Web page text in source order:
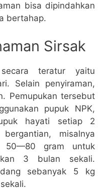
bisa dipindahkan
bertahap.
Sirsak
teratur yaitu
Selain penyiraman,
Pemupukan tersebut
pupuk NPK,
hayati setiap 2
misalnya
50—80 gram untuk
3 bulan sekali.
sebanyak 5 kg